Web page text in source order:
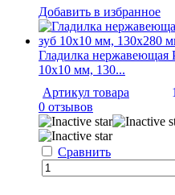
Добавить в избранное
Гладилка нержавеющая
10х10 мм, 130...
Артикул товара
0 отзывов
Сравнить